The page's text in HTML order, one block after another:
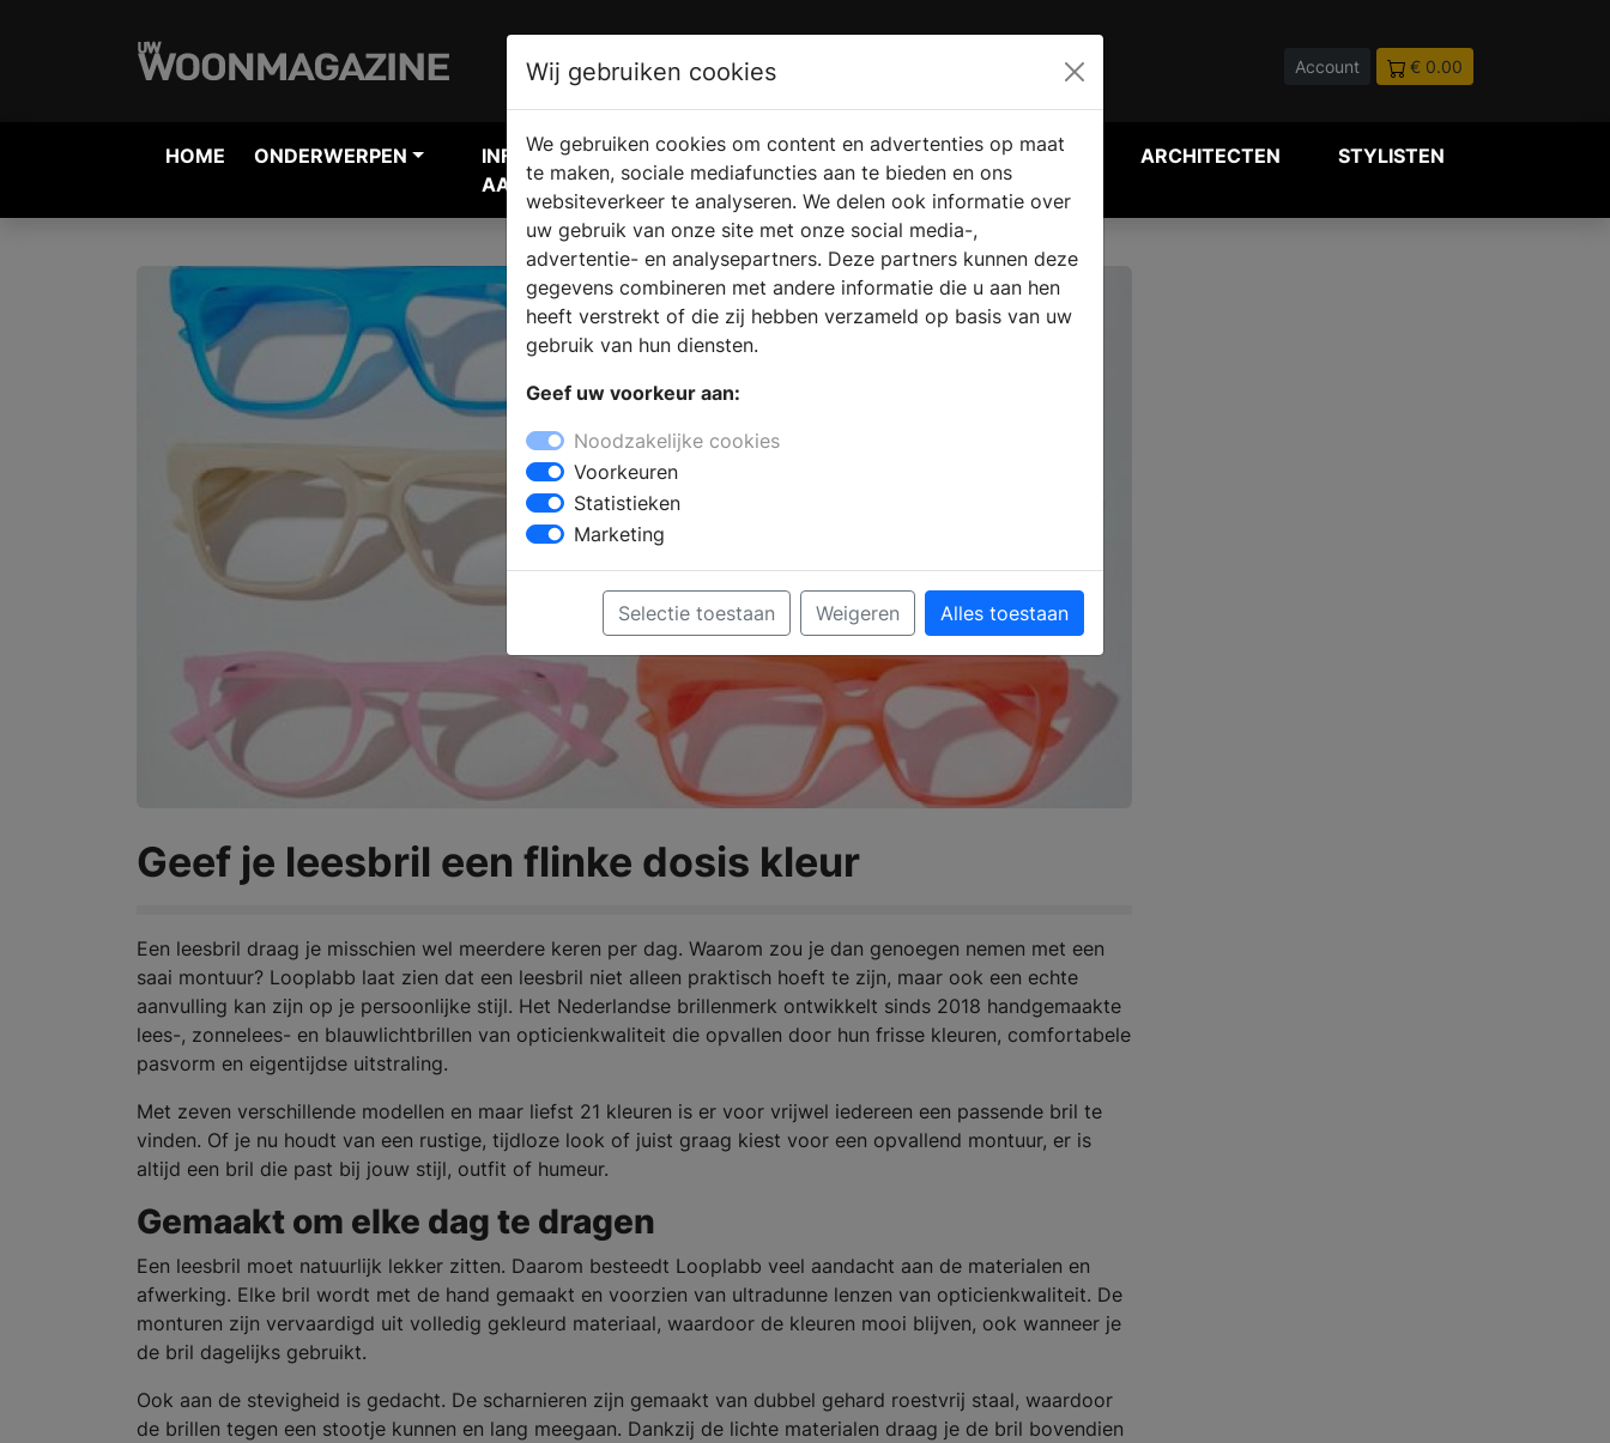
Account € 0.00
HOME ONDERWERPEN
INFORMATIE
AANVRAGEN
VERKOOPLOCATIE
VINDEN
WEBSHOP ARCHITECTEN STYLISTEN
Geef je leesbril een flinke dosis kleur
Een leesbril draag je misschien wel meerdere keren per dag. Waarom zou je dan genoegen nemen met een
saai montuur? Looplabb laat zien dat een leesbril niet alleen praktisch hoeft te zijn, maar ook een echte
aanvulling kan zijn op je persoonlijke stijl. Het Nederlandse brillenmerk ontwikkelt sinds 2018 handgemaakte
lees-, zonnelees- en blauwlichtbrillen van opticienkwaliteit die opvallen door hun frisse kleuren, comfortabele
pasvorm en eigentijdse uitstraling.
Met zeven verschillende modellen en maar liefst 21 kleuren is er voor vrijwel iedereen een passende bril te
vinden. Of je nu houdt van een rustige, tijdloze look of juist graag kiest voor een opvallend montuur, er is
altijd een bril die past bij jouw stijl, outfit of humeur.
Gemaakt om elke dag te dragen
Een leesbril moet natuurlijk lekker zitten. Daarom besteedt Looplabb veel aandacht aan de materialen en
afwerking. Elke bril wordt met de hand gemaakt en voorzien van ultradunne lenzen van opticienkwaliteit. De
monturen zijn vervaardigd uit volledig gekleurd materiaal, waardoor de kleuren mooi blijven, ook wanneer je
de bril dagelijks gebruikt.
Ook aan de stevigheid is gedacht. De scharnieren zijn gemaakt van dubbel gehard roestvrij staal, waardoor
de brillen tegen een stootje kunnen en lang meegaan. Dankzij de lichte materialen draag je de bril bovendien
Wij gebruiken cookies
We gebruiken cookies om content en advertenties op maat
te maken, sociale mediafuncties aan te bieden en ons
websiteverkeer te analyseren. We delen ook informatie over
uw gebruik van onze site met onze social media-,
advertentie- en analysepartners. Deze partners kunnen deze
gegevens combineren met andere informatie die u aan hen
heeft verstrekt of die zij hebben verzameld op basis van uw
gebruik van hun diensten.
Geef uw voorkeur aan:
Noodzakelijke cookies
Voorkeuren
Statistieken
Marketing
Selectie toestaan Weigeren Alles toestaan